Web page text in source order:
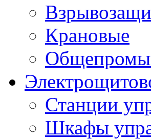
Крановые
Станции
Шкафы